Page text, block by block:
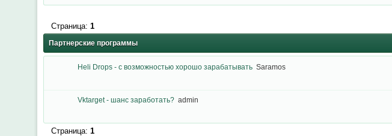
Партнерские программы
Страница: 1
Heli Drops - с возможностью хорошо зарабатывать Saramos
Vktarget - шанс заработать? admin
Страница: 1